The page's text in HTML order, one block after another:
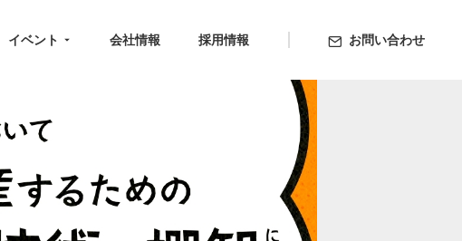
イベント 会社情報 採用情報 お問い合わせ